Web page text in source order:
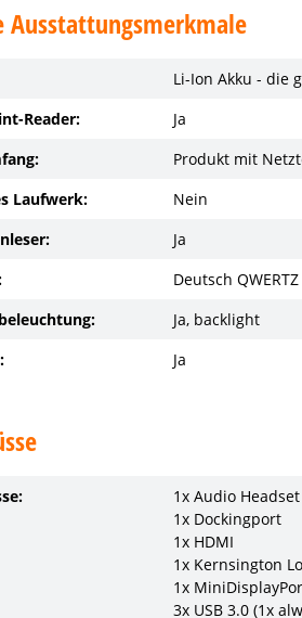
Ausstattungsmerkmale
Li-Ion Akku - die
Reader:
Ja
Produkt mit
Laufwerk:
Nein
Ja
Deutsch QWERTZ
Ja, backlight
Ja
1x Audio Headset
1x Dockingport
1x HDMI
1x Kernsington
1x
3x USB 3.0 (1x